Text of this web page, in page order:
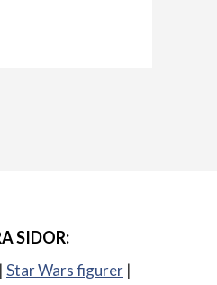
SIDOR:
| Star Wars figurer |